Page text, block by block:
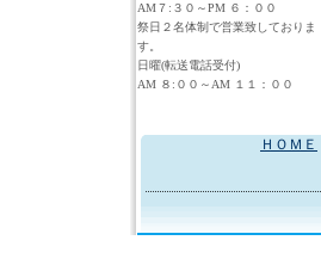
AM７:３０～PM ６：００
祭日２名体制で営業致しておりま
す。
日曜(転送電話受付)
AM ８:００～AM １１：００
ＨＯＭＥ